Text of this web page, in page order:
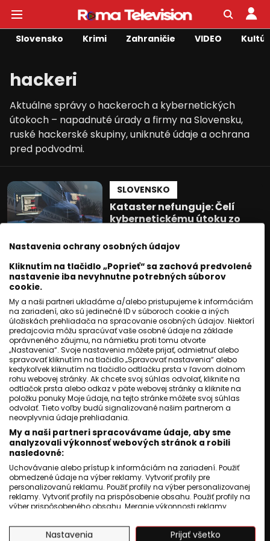
Slovensko Krimi Zahraničie VIDEO
hackeri
Aktuálne správy o hackeroch a kybernetických
útokoch – napadnuté úrady a firmy na Slovensku,
ruské hackerské skupiny, uniknuté údaje a ochrana
pred podvodmi.
SLOVENSKO
Kataster nefunguje: Čelí
kybernetickému útoku zo
Roma Television
1 min. čítania
Nastavenia ochrany osobných údajov
Kliknutím na tlačidlo „Poprieť“ sa zachová predvolené
nastavenie iba nevyhnutne potrebných súborov
cookie.
My a naši partneri ukladáme a/alebo pristupujeme k informáciám
na zariadení, ako sú jedinečné ID v súboroch cookie a iných
úložiskách prehliadača na spracovanie osobných údajov. Niektorí
predajcovia môžu spracúvať vaše osobné údaje na základe
oprávneného záujmu, na námietku proti tomu otvorte
„Nastavenia“. Svoje nastavenia môžete prijať, odmietnuť alebo
spravovať kliknutím na tlačidlo „Spravovať nastavenia“ alebo
kedykoľvek kliknutím na tlačidlo odtlačku prsta v ľavom dolnom
rohu webovej stránky. Ak chcete svoj súhlas odvolať, kliknite na
odtlačok prsta alebo odkaz v päte webovej stránky a kliknite na
položku ponuky Moje údaje, na tejto stránke môžete svoj súhlas
odvolať. Tieto voľby budú signalizované našim partnerom a
neovplyvnia údaje prehliadania.
My a naši partneri spracovávame údaje, aby sme
analyzovali výkonnosť webových stránok a robili
nasledovné:
Uchovávanie alebo prístup k informáciám na zariadení. Použiť
obmedzené údaje na výber reklamy. Vytvoriť profily pre
personalizovanú reklamu. Použiť profily na výber personalizovanej
reklamy. Vytvoriť profily na prispôsobenie obsahu. Použiť profily na
výber prispôsobeného obsahu. Meranie výkonnosti reklamy.
štatistík alebo spájania údajov z rôznych zdrojov. Vývoj a
zlepšovanie služieb. Použitie obmedzených údajov na výber
Nastavenia Prijať všetko